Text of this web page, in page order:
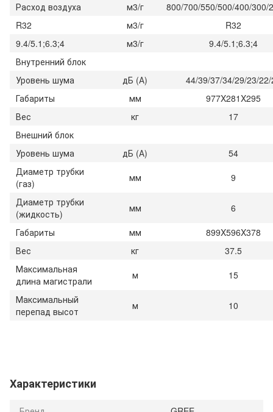
Расход воздуха
м3/г
800/700/550/500/400/300/
R32
м3/г
R32
9.4/5.1;6.3;4
м3/г
9.4/5.1;6.3;4
Внутренний блок
Уровень шума
дБ (А)
44/39/37/34/29/23/
Габариты
мм
977X281X295
Вес
кг
17
Внешний блок
Уровень шума
дБ (А)
54
Диаметр трубки
(газ)
мм
9
Диаметр трубки
(жидкость)
мм
6
Габариты
мм
899X596X378
Вес
кг
37.5
Максимальная
длина магистрали
м
15
Максимальный
перепад высот
м 10
Характеристики